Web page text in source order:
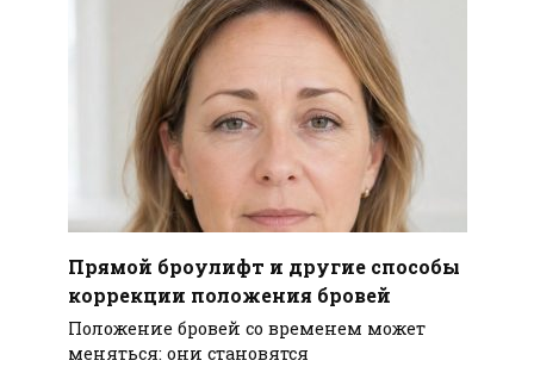
Прямой броулифт и другие способы
коррекции положения бровей
Положение бровей со временем может
меняться: они становятся